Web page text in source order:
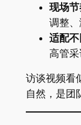
现场
调整、
适配
高管采
访谈视频看
自然，是团